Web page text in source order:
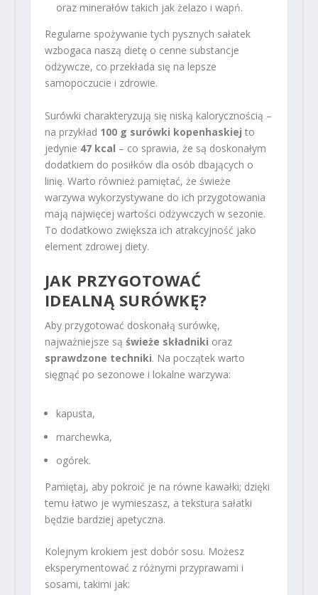
oraz minerałów takich jak żelazo i wapń.
Regularne spożywanie tych pysznych sałatek
wzbogaca naszą dietę o cenne substancje
odżywcze, co przekłada się na lepsze
samopoczucie i zdrowie.
Surówki charakteryzują się niską kalorycznością –
na przykład 100 g surówki kopenhaskiej to
jedynie 47 kcal – co sprawia, że są doskonałym
dodatkiem do posiłków dla osób dbających o
linię. Warto również pamiętać, że świeże
warzywa wykorzystywane do ich przygotowania
mają najwięcej wartości odżywczych w sezonie.
To dodatkowo zwiększa ich atrakcyjność jako
element zdrowej diety.
JAK PRZYGOTOWAĆ
IDEALNĄ SURÓWKĘ?
Aby przygotować doskonałą surówkę,
najważniejsze są świeże składniki oraz
sprawdzone techniki. Na początek warto
sięgnąć po sezonowe i lokalne warzywa:
kapusta,
marchewka,
ogórek.
Pamiętaj, aby pokroić je na równe kawałki; dzięki
temu łatwo je wymieszasz, a tekstura sałatki
będzie bardziej apetyczna.
Kolejnym krokiem jest dobór sosu. Możesz
eksperymentować z różnymi przyprawami i
sosami, takimi jak: